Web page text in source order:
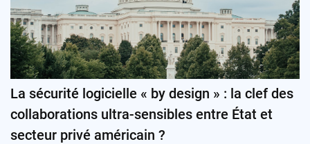
La sécurité logicielle « by design » : la clef des
collaborations ultra-sensibles entre État et
secteur privé américain ?